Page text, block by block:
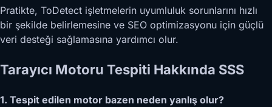
Pratikte, ToDetect işletmelerin uyumluluk sorunlarını hızlı
bir şekilde belirlemesine ve SEO optimizasyonu için güçlü
veri desteği sağlamasına yardımcı olur.
Tarayıcı Motoru Tespiti Hakkında SSS
1. Tespit edilen motor bazen neden yanlış olur?